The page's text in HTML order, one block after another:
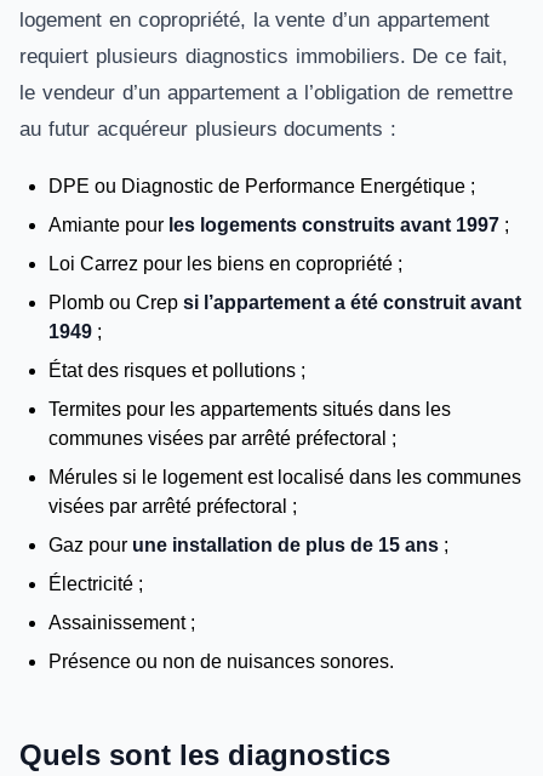
logement en copropriété, la vente d’un appartement
requiert plusieurs diagnostics immobiliers. De ce fait,
le vendeur d’un appartement a l’obligation de remettre
au futur acquéreur plusieurs documents :
DPE ou Diagnostic de Performance Energétique ;
Amiante pour les logements construits avant 1997 ;
Loi Carrez pour les biens en copropriété ;
Plomb ou Crep si l’appartement a été construit avant
1949 ;
État des risques et pollutions ;
Termites pour les appartements situés dans les
communes visées par arrêté préfectoral ;
Mérules si le logement est localisé dans les communes
visées par arrêté préfectoral ;
Gaz pour une installation de plus de 15 ans ;
Électricité ;
Assainissement ;
Présence ou non de nuisances sonores.
Quels sont les diagnostics